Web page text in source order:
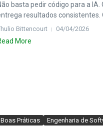
basta pedir código para a
resultados consistentes.
Bittencourt 04/04/2026
More
Boas Práticas Engenharia de